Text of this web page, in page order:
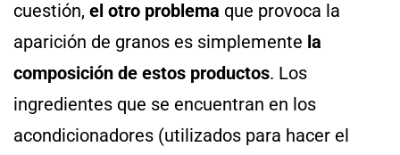
cuestión, el otro problema que provoca la
aparición de granos es simplemente la
composición de estos productos. Los
ingredientes que se encuentran en los
acondicionadores (utilizados para hacer el